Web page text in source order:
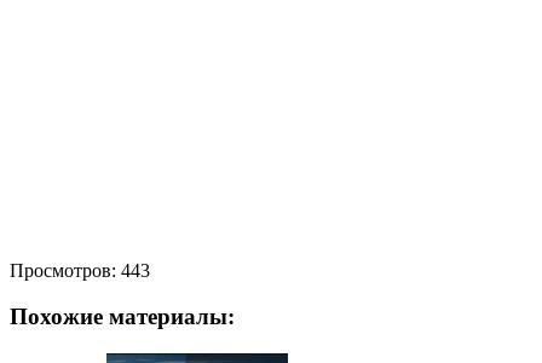
Просмотров: 443
Похожие материалы: